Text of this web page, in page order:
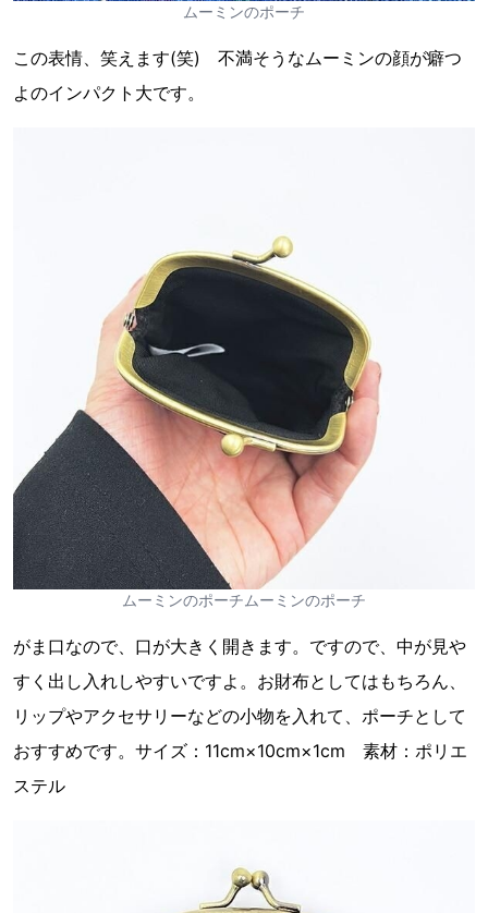
ムーミンのポーチ
この表情、笑えます(笑) 不満そうなムーミンの顔が癖つ
よのインパクト大です。
ムーミンのポーチムーミンのポーチ
がま口なので、口が大きく開きます。ですので、中が見や
すく出し入れしやすいですよ。お財布としてはもちろん、
リップやアクセサリーなどの小物を入れて、ポーチとして
おすすめです。サイズ：11cm×10cm×1cm 素材：ポリエ
ステル